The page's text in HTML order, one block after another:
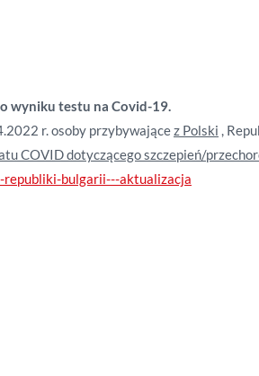
wyniku testu na Covid-19.
r. osoby przybywającez Polski ,
COVID dotyczącego szczepień/
bulgarii---aktualizacja